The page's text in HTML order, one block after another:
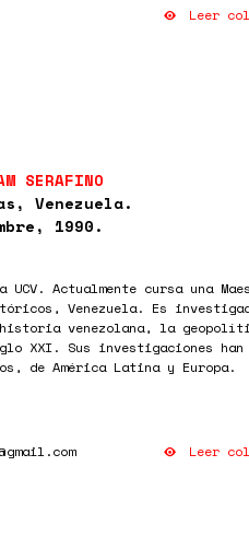
Leer
SERAFINO
Venezuela.
1990.
Actualmente cursa una
Venezuela. Es
venezolana, la
XXI. Sus investigaciones han
de América Latina y Europa.
Leer